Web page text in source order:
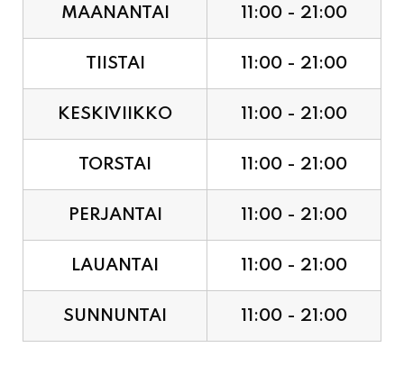
MAANANTAI 11:00 - 21:00
TIISTAI 11:00 - 21:00
KESKIVIIKKO 11:00 - 21:00
TORSTAI 11:00 - 21:00
PERJANTAI 11:00 - 21:00
LAUANTAI 11:00 - 21:00
SUNNUNTAI 11:00 - 21:00